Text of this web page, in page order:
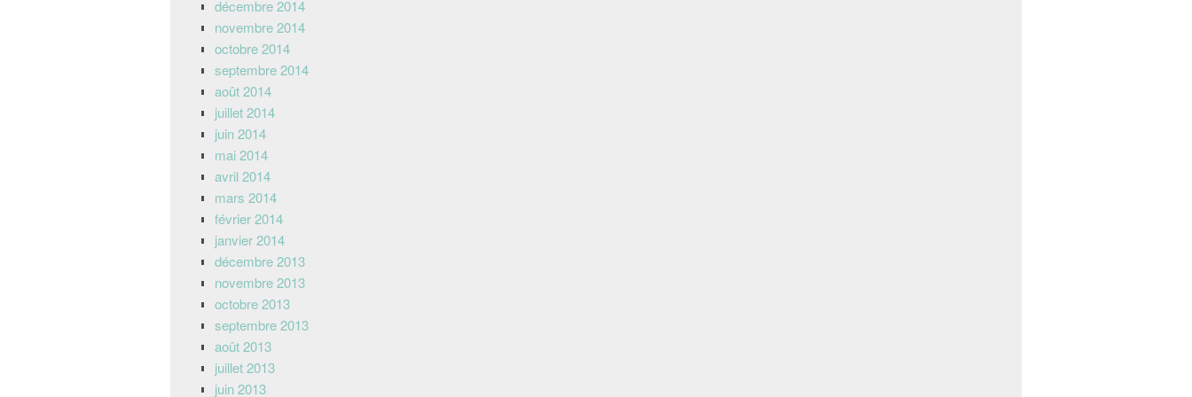
décembre 2014
novembre 2014
octobre 2014
septembre 2014
août 2014
juillet 2014
juin 2014
mai 2014
avril 2014
mars 2014
février 2014
janvier 2014
décembre 2013
novembre 2013
octobre 2013
septembre 2013
août 2013
juillet 2013
juin 2013